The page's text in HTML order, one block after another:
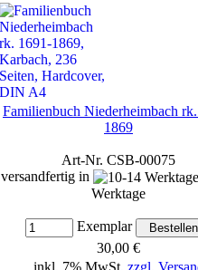
Familienbuch Niederheimbach
1869
Art-Nr. CSB-00075
versandfertig in
Werktage
Exemplar
30,00 €